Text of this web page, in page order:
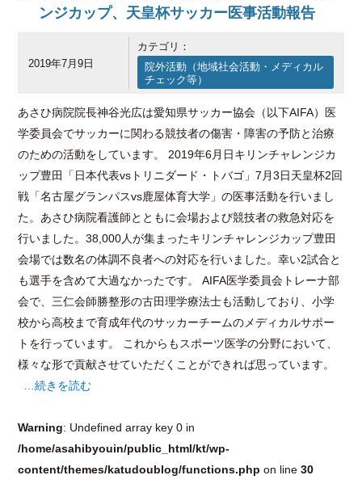
ンジカップ、天皇杯サッカー医事活動報告
2019年7月9日
カテゴリ：
院外活動（地域社会活動・メディカル
チェック等）
あさひ病院院長神谷光広は愛知県サッカー協会（以下AIFA）医
学委員会でサッカーに関わる競技者の傷害・障害の予防と治療
のための活動をしています。 2019年6月日キリンチャレンジカ
ップ豊田「日本代表vsトリニダード・トバゴ」7月3日天皇杯2回
戦「名古屋グランパスvs鹿屋体育大学」の医事活動を行いまし
た。あさひ病院看護師とともに会場および競技者の救急対応を
行いました。38,000人が集まったキリンチャレンジカップ豊田
会場では数名の体調不良者への対応を行いました。幸い2試合と
も選手を含めて大過なかったです。 AIFA医学委員会トレーナ部
会で、三仁会師勝整形の古田理学療法士も活動しており、小学
校から高校まで育成年代のサッカーチームのメディカルサポー
トを行っています。 これからもスポーツ医学の分野において、
様々な形で貢献させていただくことができれば思っています。
…続きを読む
Warning: Undefined array key 0 in
/home/asahibyouin/public_html/kt/wp-
content/themes/katudoublog/functions.php on line30